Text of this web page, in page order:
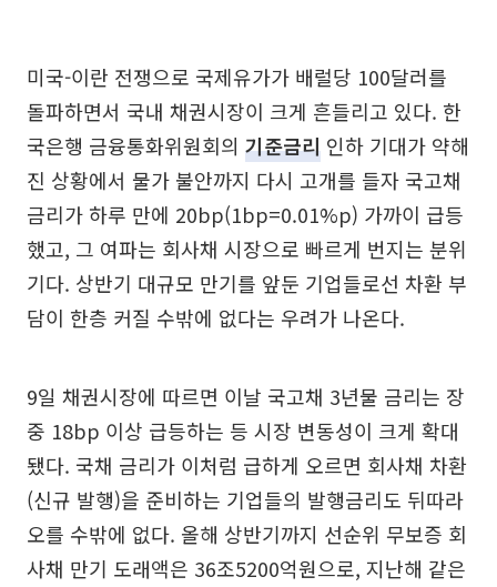
미국-이란 전쟁으로 국제유가가 배럴당 100달러를
돌파하면서 국내 채권시장이 크게 흔들리고 있다. 한
국은행 금융통화위원회의 기준금리 인하 기대가 약해
진 상황에서 물가 불안까지 다시 고개를 들자 국고채
금리가 하루 만에 20bp(1bp=0.01%p) 가까이 급등
했고, 그 여파는 회사채 시장으로 빠르게 번지는 분위
기다. 상반기 대규모 만기를 앞둔 기업들로선 차환 부
담이 한층 커질 수밖에 없다는 우려가 나온다.
9일 채권시장에 따르면 이날 국고채 3년물 금리는 장
중 18bp 이상 급등하는 등 시장 변동성이 크게 확대
됐다. 국채 금리가 이처럼 급하게 오르면 회사채 차환
(신규 발행)을 준비하는 기업들의 발행금리도 뒤따라
오를 수밖에 없다. 올해 상반기까지 선순위 무보증 회
사채 만기 도래액은 36조5200억원으로, 지난해 같은